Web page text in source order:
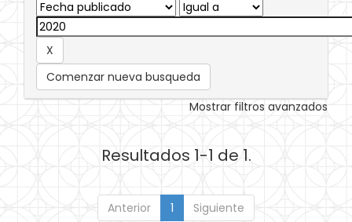
Comenzar nueva busqueda
Mostrar filtros avanzados
Resultados 1-1 de 1.
Anterior 1 Siguiente